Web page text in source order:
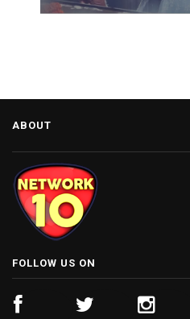
दी श्रद्धांजलि.
ABOUT
FOLLOW US ON